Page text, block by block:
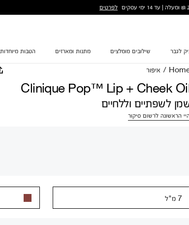
לפרטים
לגבר שילובים מומלצים מתנות ומארזים הטבות מיוחדות
/ איפור
Clinique Pop™ Lip + Cheek
לשפתיים וללחיים
הראשונה לרשום סיקור
7 מ"ל